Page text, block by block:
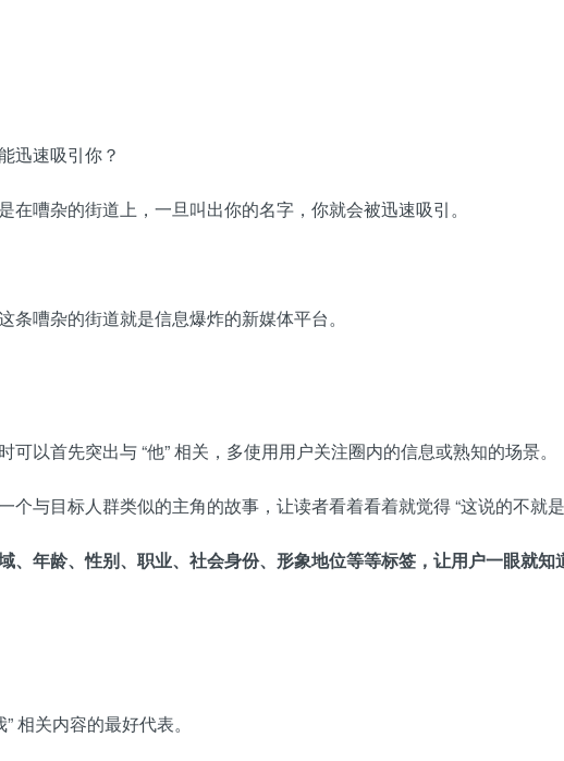
迅速吸引你？
嘈杂的街道上，一旦叫出你的名字，你就会被迅速吸引。
嘈杂的街道就是信息爆炸的新媒体平台。
以首先突出与 “他” 相关，多使用用户关注圈内的信息或熟知的场景。
与目标人群类似的主角的故事，让读者看着看着就觉得 “这说的不就
年龄、性别、职业、社会身份、形象地位等等标签，让用户一眼就知
相关内容的最好代表。